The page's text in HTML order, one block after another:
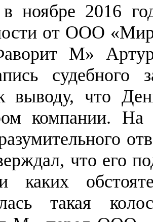
ноябре 2016
от ООО
М»
судебного
выводу, что
компании.
что его
каких
такая